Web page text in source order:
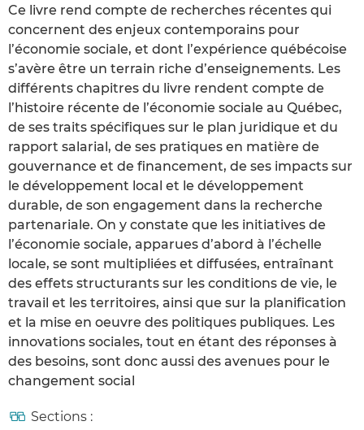
Ce livre rend compte de recherches récentes qui
concernent des enjeux contemporains pour
l’économie sociale, et dont l’expérience québécoise
s’avère être un terrain riche d’enseignements. Les
différents chapitres du livre rendent compte de
l’histoire récente de l’économie sociale au Québec,
de ses traits spécifiques sur le plan juridique et du
rapport salarial, de ses pratiques en matière de
gouvernance et de financement, de ses impacts sur
le développement local et le développement
durable, de son engagement dans la recherche
partenariale. On y constate que les initiatives de
l’économie sociale, apparues d’abord à l’échelle
locale, se sont multipliées et diffusées, entraînant
des effets structurants sur les conditions de vie, le
travail et les territoires, ainsi que sur la planification
et la mise en oeuvre des politiques publiques. Les
innovations sociales, tout en étant des réponses à
des besoins, sont donc aussi des avenues pour le
changement social
Sections :